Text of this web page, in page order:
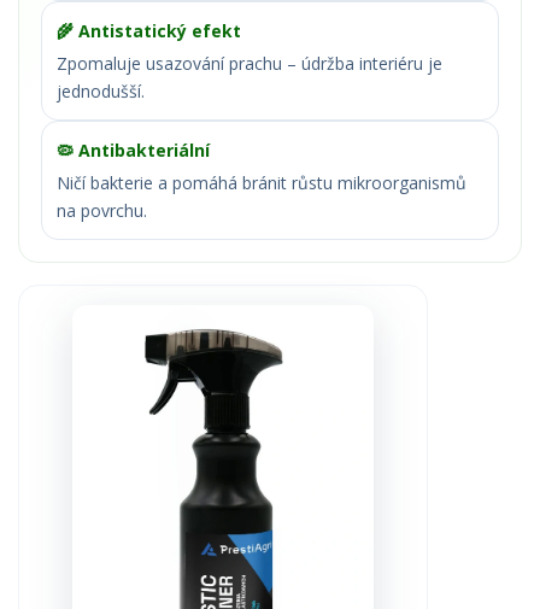
🌾 Antistatický efekt
Zpomaluje usazování prachu – údržba interiéru je
jednodušší.
🦠 Antibakteriální
Ničí bakterie a pomáhá bránit růstu mikroorganismů
na povrchu.